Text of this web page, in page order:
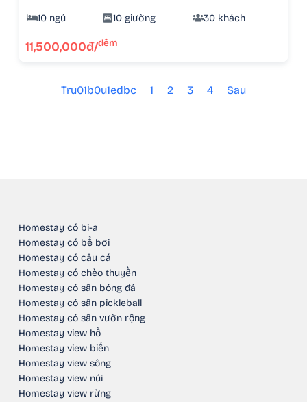
10 ngủ 10 giường 30 khách
11,500,000đ/đêm
Tru01b0u1edbc 1 2 3 4 Sau
Homestay có bi-a
Homestay có bể bơi
Homestay có câu cá
Homestay có chèo thuyền
Homestay có sân bóng đá
Homestay có sân pickleball
Homestay có sân vườn rộng
Homestay view hồ
Homestay view biển
Homestay view sông
Homestay view núi
Homestay view rừng